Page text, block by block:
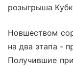
розыгрыша
Новшеством
на два этапа -
Получившие